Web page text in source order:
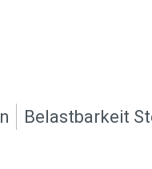
Belastbarkeit